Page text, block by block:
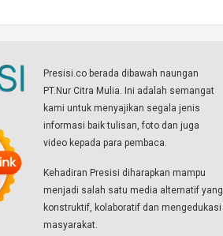
Presisi.co berada dibawah naungan
PT.Nur Citra Mulia. Ini adalah semangat
kami untuk menyajikan segala jenis
informasi baik tulisan, foto dan juga
video kepada para pembaca.
Kehadiran Presisi diharapkan mampu
menjadi salah satu media alternatif yang
konstruktif, kolaboratif dan mengedukasi
masyarakat.